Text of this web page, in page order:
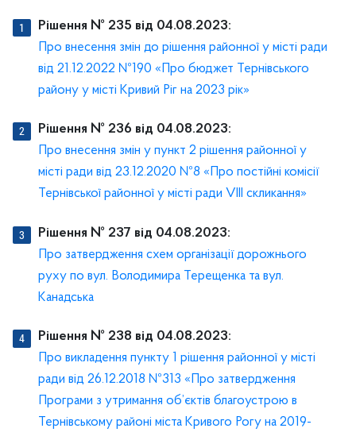
Рішення № 235 від 04.08.2023:
Про внесення змін до рішення районної у місті ради
від 21.12.2022 №190 «Про бюджет Тернівського
району у місті Кривий Ріг на 2023 рік»
Рішення № 236 від 04.08.2023:
Про внесення змін у пункт 2 рішення районної у
місті ради від 23.12.2020 №8 «Про постійні комісії
Тернівської районної у місті ради VІІІ скликання»
Рішення № 237 від 04.08.2023:
Про затвердження схем організації дорожнього
руху по вул. Володимира Терещенка та вул.
Канадська
Рішення № 238 від 04.08.2023:
Про викладення пункту 1 рішення районної у місті
ради від 26.12.2018 №313 «Про затвердження
Програми з утримання об’єктів благоустрою в
Тернівському районі міста Кривого Рогу на 2019-